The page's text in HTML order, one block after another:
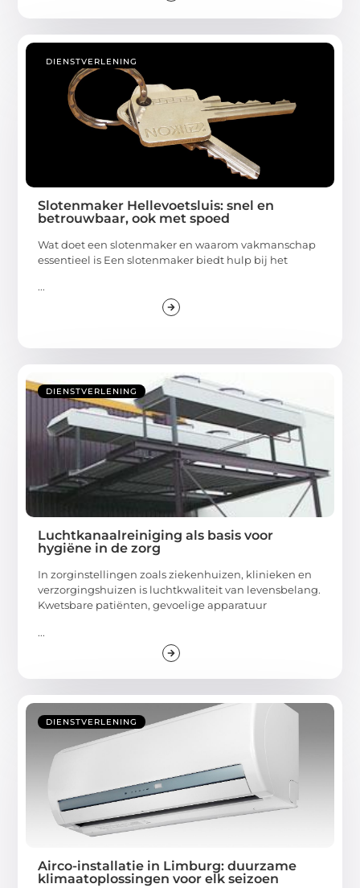
DIENSTVERLENING
Slotenmaker Hellevoetsluis: snel en
betrouwbaar, ook met spoed
Wat doet een slotenmaker en waarom vakmanschap
essentieel is Een slotenmaker biedt hulp bij het
...
DIENSTVERLENING
Luchtkanaalreiniging als basis voor
hygiëne in de zorg
In zorginstellingen zoals ziekenhuizen, klinieken en
verzorgingshuizen is luchtkwaliteit van levensbelang.
Kwetsbare patiënten, gevoelige apparatuur
...
DIENSTVERLENING
Airco-installatie in Limburg: duurzame
klimaatoplossingen voor elk seizoen